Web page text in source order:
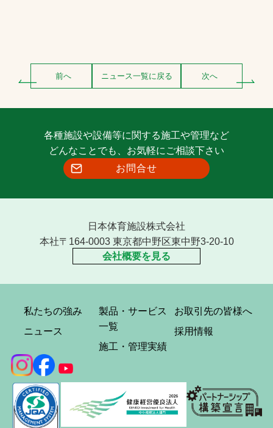
前へ ニュース一覧に戻る 次へ
各種施設や設備等に関する施工や管理など
どんなことでも、お気軽にご相談下さい
お問合せ
日本体育施設株式会社
本社〒164-0003 東京都中野区東中野3-20-10
会社概要を見る
私たちの強み
ニュース
製品・サービス
一覧
施工・管理実績
お取引先の皆様へ
採用情報